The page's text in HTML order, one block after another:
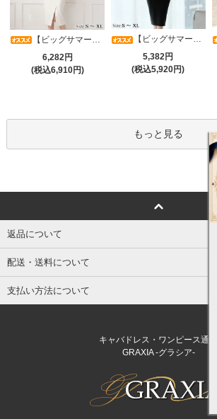
【ビッグサマーセール対象品】アシメカシュクール7分袖ワンピース(キャバドレス・CABARETDRESS)
6,282円
(税込6,910円)
【ビッグサマーセール対象品】光沢シアースリーブが軽やかなカシュクールVネックドレープミディドレス(キャバドレス・CABARETDRESS)
5,382円
(税込5,920円)
もっと見る
返品について
配送・送料について
支払い方法について
キャバドレス・ワンピース通販
GRAXIA -グラシア-